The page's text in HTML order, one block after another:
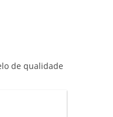
de qualidade